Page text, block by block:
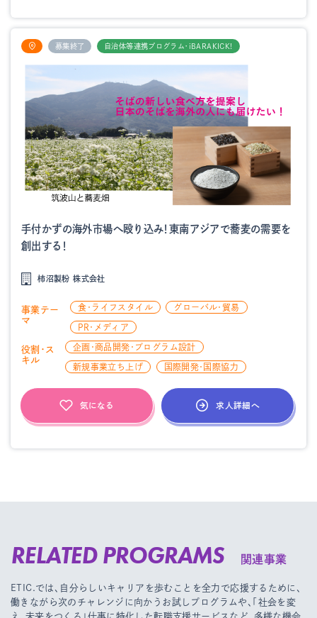
募集終了 自治体等連携プログラム・iBARAKICK!
手付かずの海外市場へ殴り込み！東南アジアで蕎麦の需要を
創出する！
柿沼製粉 株式会社
事業テー
マ
食・ライフスタイル グローバル・貿易
PR・メディア
役割・ス
キル
企画・商品開発・プログラム設計
新規事業立ち上げ 国際開発・国際協力
気になる 求人詳細へ
RELATED PROGRAMS 関連事業
ETIC.では、自分らしいキャリアを歩むことを全力で応援するために、
働きながら次のチャレンジに向かうお試しプログラムや、
「社会を変